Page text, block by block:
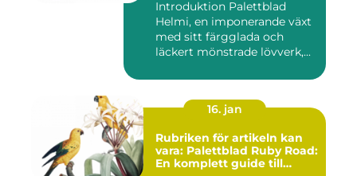
Introduktion Palettblad
Helmi, en imponerande växt
med sitt färgglada och
läckert mönstrade lövverk,...
16. jan
Rubriken för artikeln kan
vara: Palettblad Ruby Road:
En komplett guide till